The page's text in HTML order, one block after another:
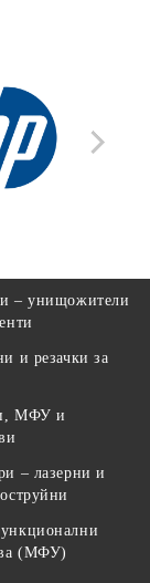
– унищожители
и резачки за
МФУ и
– лазерни и
(МФУ)